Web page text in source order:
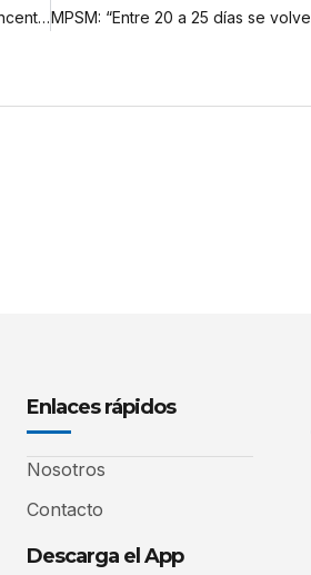
«Las inversiones del Gobierno Central se han concentrado en las regiones del sur y norte, dejando de lado a San Martín»
Enlaces rápidos
Nosotros
Contacto
Descarga el App